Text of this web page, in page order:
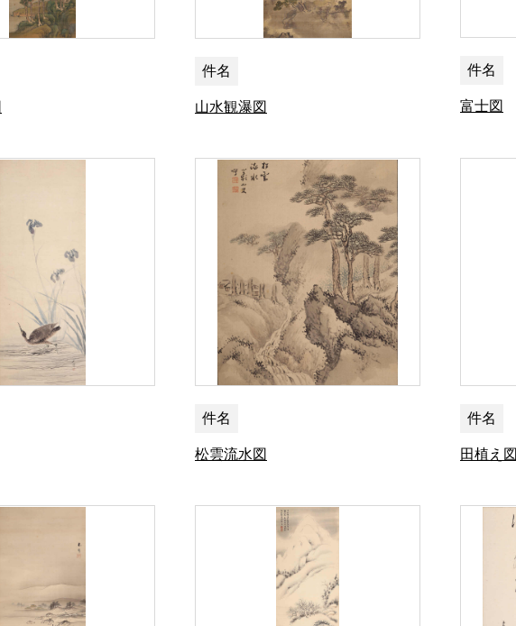
件名
山水観瀑図
件名
富士図
件名
松雲流水図
件名
田植え図